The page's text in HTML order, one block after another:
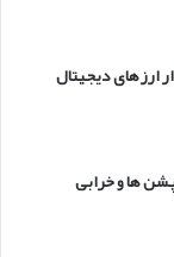
ها و خرابی